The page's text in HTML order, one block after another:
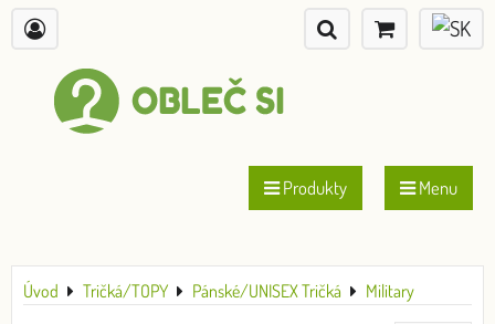
Produkty Menu
Úvod Tričká/TOPY Pánské/UNISEX Tričká Military